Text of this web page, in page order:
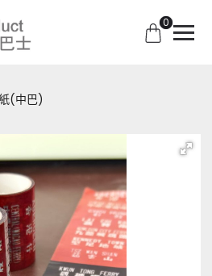
0
(中巴)